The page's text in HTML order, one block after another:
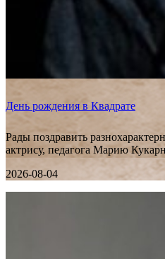
День рождения в Квадрате
Рады поздравить
актрису, педагога Марию
2026-08-04